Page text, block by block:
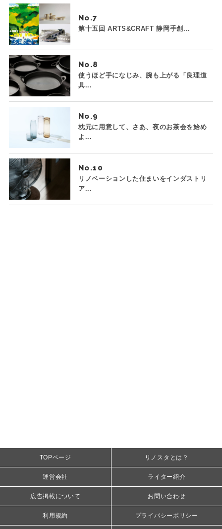
No.
第十五回 ARTS&CRAFT 静岡手創...
No.
使うほど手になじみ、腕も上がる「良理道
具...
No.
枕元に用意して、さあ、夜のお茶会を始め
よ...
No.
リノベーションした住まいをインダストリ
ア...
TOPページ リノスタとは？
運営会社 ライター紹介
広告掲載について お問い合わせ
利用規約 プライバシーポリシー